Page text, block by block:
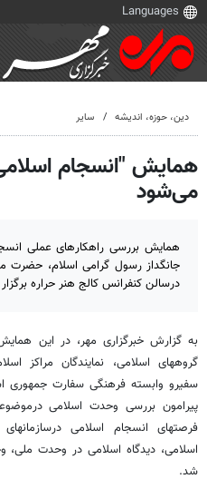
دين، حوزه، انديشه سایر
همایش "انسجام
می‌شود
همایش بررسی راهکارهای عملی
درسالن کنفرانس کالج هنر حراره
به گزارش خبرگزاری مهر، در این
گروههای اسلامی، نمایندگان مراکز
سفیرو وابسته فرهنگی سفارت جمهوری
پیرامون بررسی وحدت اسلامی
فرصتهای انسجام اسلامی
اسلامی، دیدگاه اسلامی در وحدت ملی،
شد.